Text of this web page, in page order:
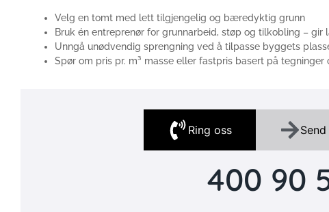
Velg en tomt med lett tilgjengelig og bæredyktig grunn
Bruk én entreprenør for grunnarbeid, støp og tilkobling – gir
Unngå unødvendig sprengning ved å tilpasse byggets
Spør om pris pr. m³ masse eller fastpris basert på tegninger
Ring oss
400 90